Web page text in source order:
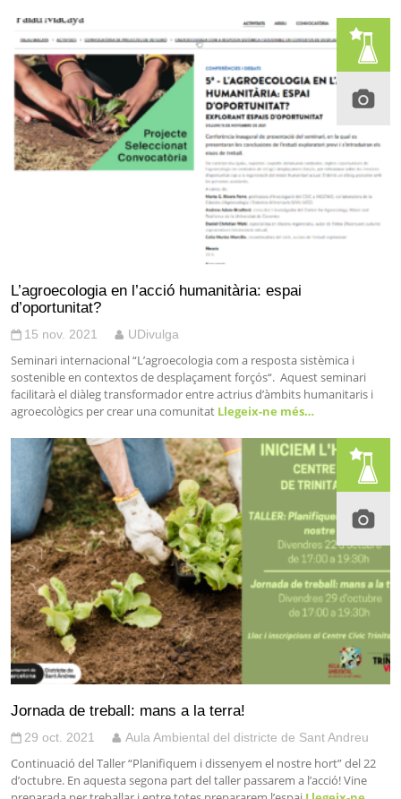
L’agroecologia en l’acció humanitària: espai
d’oportunitat?
15 nov. 2021 UDivulga
Seminari internacional “L’agroecologia com a resposta sistèmica i
sostenible en contextos de desplaçament forçós“. Aquest seminari
facilitarà el diàleg transformador entre actrius d’àmbits humanitaris i
agroecològics per crear una comunitat Llegeix-ne més…
Jornada de treball: mans a la terra!
29 oct. 2021 Aula Ambiental del districte de Sant Andreu
Continuació del Taller “Planifiquem i dissenyem el nostre hort” del 22
d’octubre. En aquesta segona part del taller passarem a l’acció! Vine